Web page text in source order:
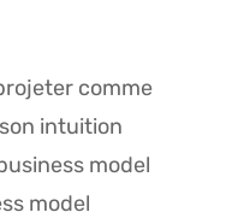
comme
intuition
model
model